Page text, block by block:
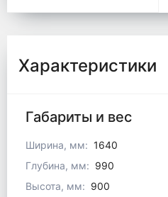
Характеристики
Габариты и вес
Ширина, мм: 1640
Глубина, мм: 990
Высота, мм: 900